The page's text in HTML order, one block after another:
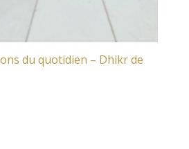
du quotidien – Dhikr de